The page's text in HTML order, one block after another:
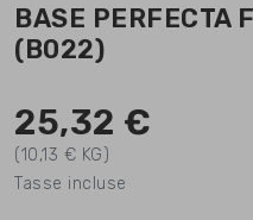
BASE PERFECTA
(B022)
25,32 €
(10,13 € KG)
Tasse incluse